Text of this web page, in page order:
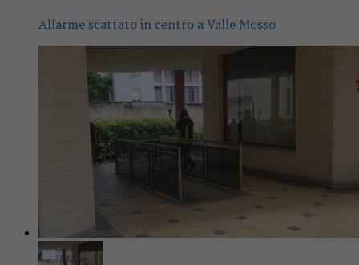
Allarme scattato in centro a Valle Mosso